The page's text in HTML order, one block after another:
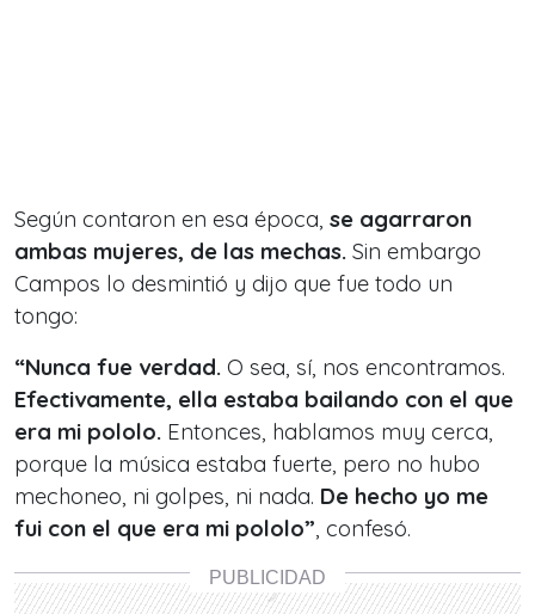
Según contaron en esa época, se agarraron
ambas mujeres, de las mechas. Sin embargo
Campos lo desmintió y dijo que fue todo un
tongo:
“Nunca fue verdad. O sea, sí, nos encontramos.
Efectivamente, ella estaba bailando con el que
era mi pololo. Entonces, hablamos muy cerca,
porque la música estaba fuerte, pero no hubo
mechoneo, ni golpes, ni nada. De hecho yo me
fui con el que era mi pololo”, confesó.